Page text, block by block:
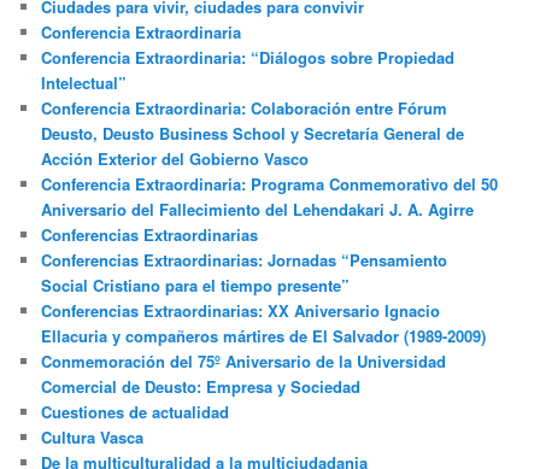
Ciudades para vivir, ciudades para convivir
Conferencia Extraordinaria
Conferencia Extraordinaria: “Diálogos sobre Propiedad
Intelectual”
Conferencia Extraordinaria: Colaboración entre Fórum
Deusto, Deusto Business School y Secretaría General de
Acción Exterior del Gobierno Vasco
Conferencia Extraordinaria: Programa Conmemorativo del 50
Aniversario del Fallecimiento del Lehendakari J. A. Agirre
Conferencias Extraordinarias
Conferencias Extraordinarias: Jornadas “Pensamiento
Social Cristiano para el tiempo presente”
Conferencias Extraordinarias: XX Aniversario Ignacio
Ellacuria y compañeros mártires de El Salvador (1989-2009)
Conmemoración del 75º Aniversario de la Universidad
Comercial de Deusto: Empresa y Sociedad
Cuestiones de actualidad
Cultura Vasca
De la multiculturalidad a la multiciudadania